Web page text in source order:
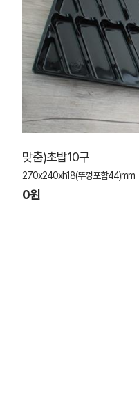
맞춤)초밥10구
270x240xh18(뚜껑포함44)mm
0원